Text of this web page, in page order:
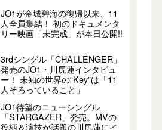
JO1が金城碧海の復帰以来、11
人全員集結！ 初のドキュメンタ
リー映画「未完成」が本日公開!!
3rdシングル「CHALLENGER」
発売のJO1・川尻蓮インタビュ
ー！ 未知の世界の“Key”は「11
人そろっていること」
JO1待望のニューシングル
「STARGAZER」発売。MVの
役柄＆演技が話題の川尻蓮にイ